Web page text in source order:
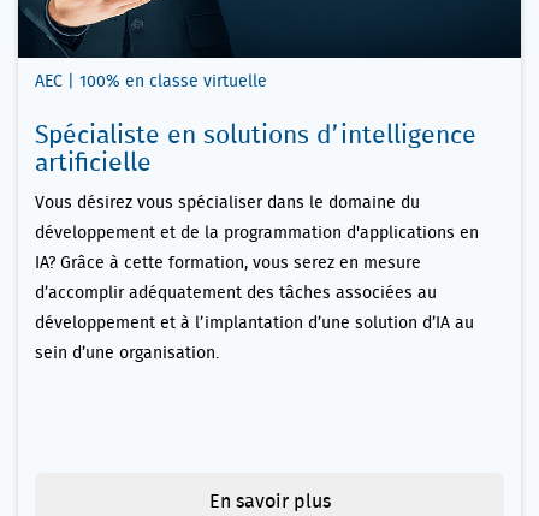
AEC | 100% en classe virtuelle
Spécialiste en solutions d’intelligence
artificielle
Vous désirez vous spécialiser dans le domaine du
développement et de la programmation d'applications en
IA? Grâce à cette formation, vous serez en mesure
d’accomplir adéquatement des tâches associées au
développement et à l’implantation d’une solution d’IA au
sein d’une organisation.
En savoir plus